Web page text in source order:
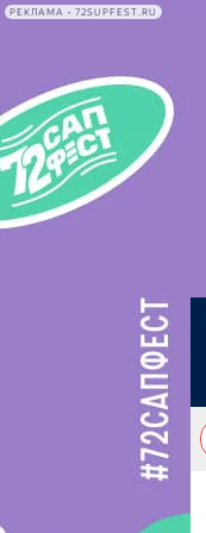
РЕКЛАМА • 72SUPFEST.RU